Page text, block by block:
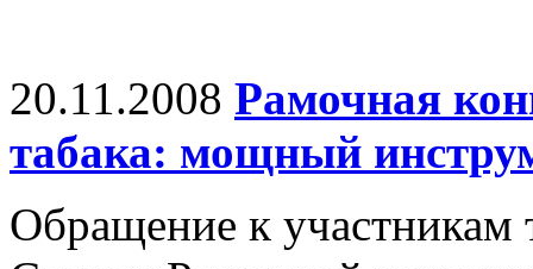
20.11.2008 Рамочная
табака: мощный
Обращение к участникам